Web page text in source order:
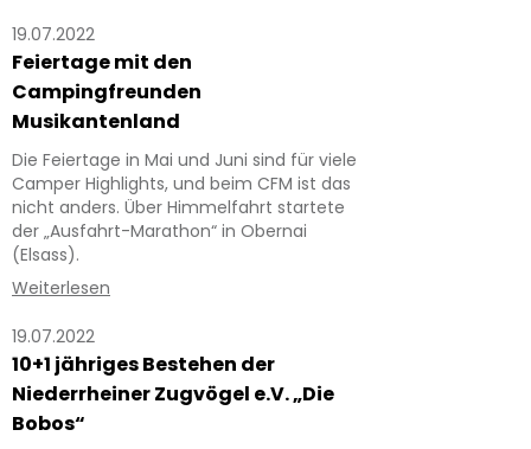
19.07.2022
Feiertage mit den
Campingfreunden
Musikantenland
Die Feiertage in Mai und Juni sind für viele
Camper Highlights, und beim CFM ist das
nicht anders. Über Himmelfahrt startete
der „Ausfahrt-Marathon“ in Obernai
(Elsass).
Weiterlesen
19.07.2022
10+1 jähriges Bestehen der
Niederrheiner Zugvögel e.V. „Die
Bobos“